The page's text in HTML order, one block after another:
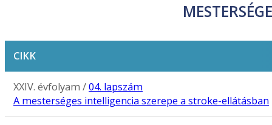
CIKK
XXIV. évfolyam /04. lapszám
A mesterséges intelligencia szerepe a stroke-ellátásban